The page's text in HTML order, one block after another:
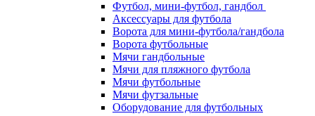
Футбол, мини-футбол, гандбол
Аксессуары для футбола
Ворота для мини-футбола/гандбола
Ворота футбольные
Мячи гандбольные
Мячи для пляжного футбола
Мячи футбольные
Мячи футзальные
Оборудование для футбольных